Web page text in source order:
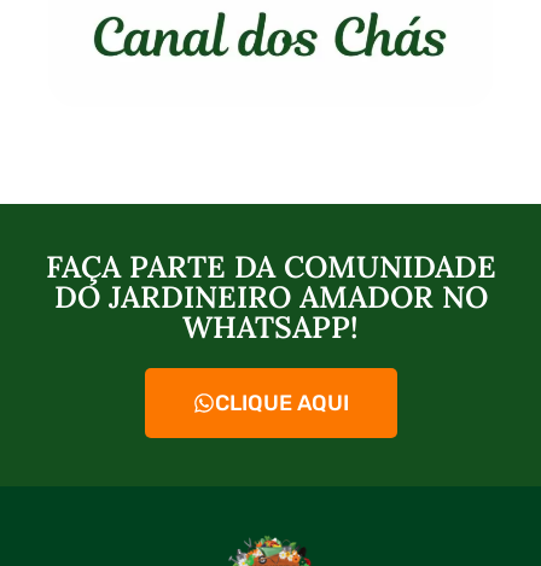
FAÇA PARTE DA COMUNIDADE
DO JARDINEIRO AMADOR NO
WHATSAPP!
CLIQUE AQUI